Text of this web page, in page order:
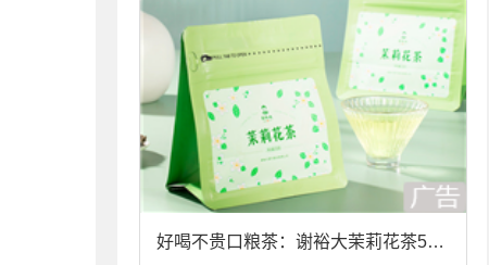
好喝不贵口粮茶：谢裕大茉莉花茶50g